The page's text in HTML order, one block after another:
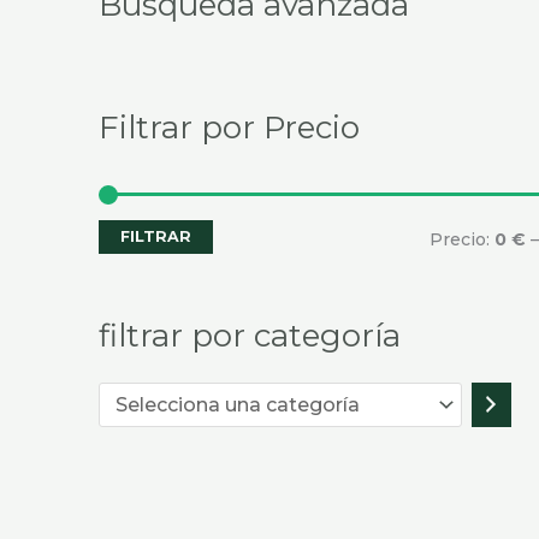
Filtrar por Precio
FILTRAR Precio: 0 €
filtrar por categoría